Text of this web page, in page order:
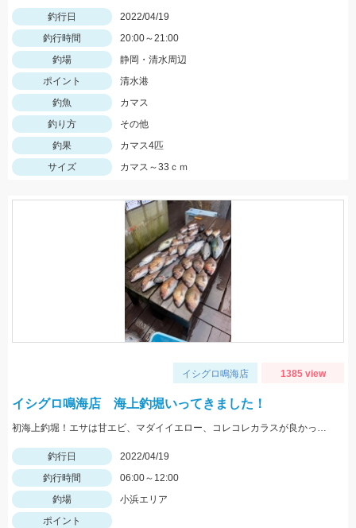
釣行日
2022/04/19
釣行時間
20:00～21:00
釣場
静岡・清水周辺
ポイント
清水港
釣魚
カマス
釣り方
その他
釣果
カマス4匹
サイズ
カマス～33ｃｍ
イシグロ鳴海店 1385 view
イシグロ鳴海店 海上釣堀いってきました！
初海上釣堀！エサは甘エビ、マダイイエロー、コレコレカラスが良かったです！ マダイの他にはサクラマスも！
釣行日
2022/04/19
釣行時間
06:00～12:00
釣場
小浜エリア
ポイント